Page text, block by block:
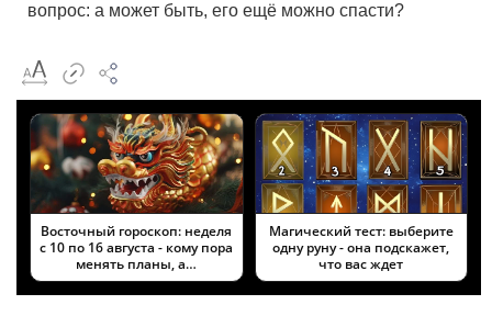
вопрос: а может быть, его ещё можно спасти?
Восточный гороскоп: неделя
с 10 по 16 августа - кому пора
менять планы, а…
Магический тест: выберите
одну руну - она подскажет,
что вас ждет